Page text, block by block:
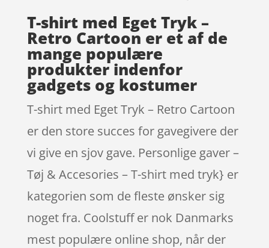
T-shirt med Eget Tryk –
Retro Cartoon er et af de
mange populære
produkter indenfor
gadgets og kostumer
T-shirt med Eget Tryk – Retro Cartoon
er den store succes for gavegivere der
vi give en sjov gave. Personlige gaver –
Tøj & Accesories – T-shirt med tryk} er
kategorien som de fleste ønsker sig
noget fra. Coolstuff er nok Danmarks
mest populære online shop, når der